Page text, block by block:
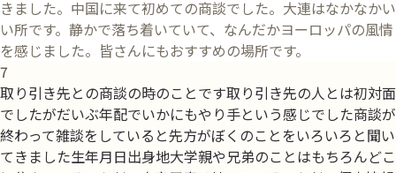
きました。中国に来て初めての商談でした。大連はなかなかい
い所です。静かで落ち着いていて、なんだかヨーロッパの風情
を感じました。皆さんにもおすすめの場所です。
7
取り引き先との商談の時のことです取り引き先の人とは初対面
でしたがだいぶ年配でいかにもやり手という感じでした商談が
終わって雑談をしていると先方がぼくのことをいろいろと聞い
てきました生年月日出身地大学親や兄弟のことはもちろんどこ